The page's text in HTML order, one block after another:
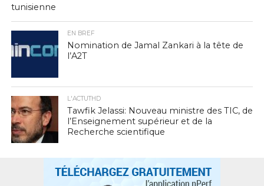
tunisienne
EN BREF
Nomination de Jamal Zankari à la tête de
l’A2T
L'ACTUTHD
Tawfik Jelassi: Nouveau ministre des TIC, de
l’Enseignement supérieur et de la
Recherche scientifique